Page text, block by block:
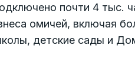
почти 4 тыс.
омичей, включая
детские сады и